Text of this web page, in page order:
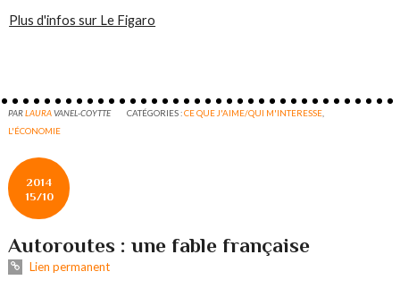
Plus d'infos sur Le Figaro
PARLAURAVANEL-COYTTE CATÉGORIES :CE QUE J'AIME/QUI M'INTERESSE
L'ÉCONOMIE
2014
15/10
Autoroutes : une fable française
Lien permanent